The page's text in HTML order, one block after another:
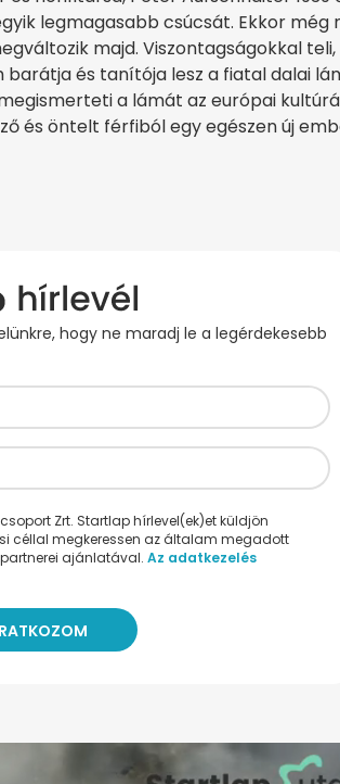
legmagasabb csúcsát. Ekkor még
majd. Viszontagságokkal teli,
barátja és tanítója lesz a fiatal dalai
a lámát az európai
és öntelt férfiból egy egészen új
hogy ne maradj le a legérdekesebb
Zrt. Startlap hírlevel(ek)et küldjön
céllal megkeressen az általam megadott
ajánlatával. Az adatkezelés